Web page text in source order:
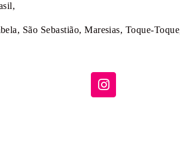
São Sebastião, Maresias, Toque-